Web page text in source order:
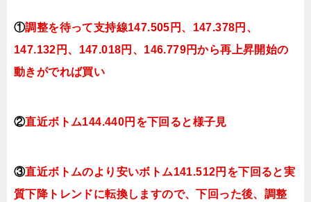
①調整を待って支持線147.505円、147.378円、
147.132円、147.018円、146.779円から再上昇開始の
動きがでれば買い
②直近ボトム144.440円を下回ると様子見
③直近ボトムのより安いボトム141.512円を下回ると実
質下降トレンドに転換しますので、下回った後、調整